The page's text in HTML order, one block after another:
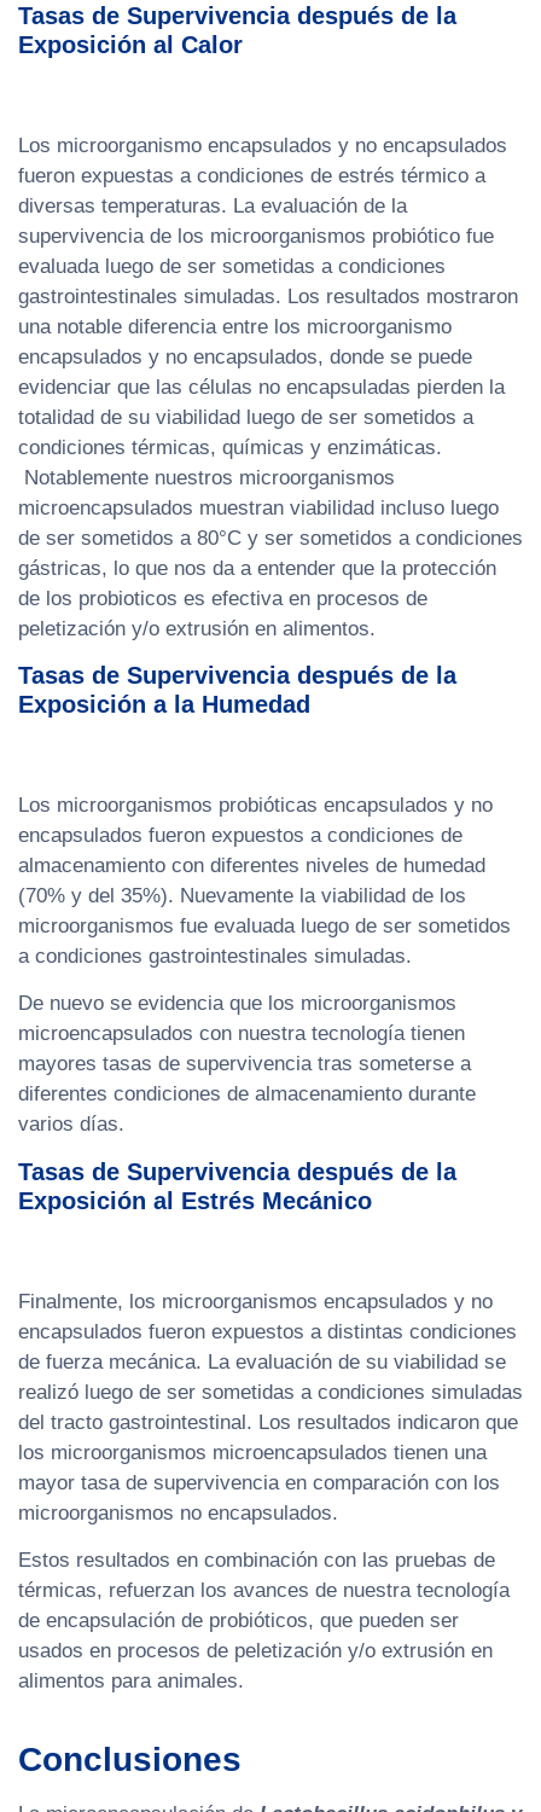
Tasas de Supervivencia después de la
Exposición al Calor
Los microorganismo encapsulados y no encapsulados
fueron expuestas a condiciones de estrés térmico a
diversas temperaturas. La evaluación de la
supervivencia de los microorganismos probiótico fue
evaluada luego de ser sometidas a condiciones
gastrointestinales simuladas. Los resultados mostraron
una notable diferencia entre los microorganismo
encapsulados y no encapsulados, donde se puede
evidenciar que las células no encapsuladas pierden la
totalidad de su viabilidad luego de ser sometidos a
condiciones térmicas, químicas y enzimáticas.
Notablemente nuestros microorganismos
microencapsulados muestran viabilidad incluso luego
de ser sometidos a 80°C y ser sometidos a condiciones
gástricas, lo que nos da a entender que la protección
de los probioticos es efectiva en procesos de
peletización y/o extrusión en alimentos.
Tasas de Supervivencia después de la
Exposición a la Humedad
Los microorganismos probióticas encapsulados y no
encapsulados fueron expuestos a condiciones de
almacenamiento con diferentes niveles de humedad
(70% y del 35%). Nuevamente la viabilidad de los
microorganismos fue evaluada luego de ser sometidos
a condiciones gastrointestinales simuladas.
De nuevo se evidencia que los microorganismos
microencapsulados con nuestra tecnología tienen
mayores tasas de supervivencia tras someterse a
diferentes condiciones de almacenamiento durante
varios días.
Tasas de Supervivencia después de la
Exposición al Estrés Mecánico
Finalmente, los microorganismos encapsulados y no
encapsulados fueron expuestos a distintas condiciones
de fuerza mecánica. La evaluación de su viabilidad se
realizó luego de ser sometidas a condiciones simuladas
del tracto gastrointestinal. Los resultados indicaron que
los microorganismos microencapsulados tienen una
mayor tasa de supervivencia en comparación con los
microorganismos no encapsulados.
Estos resultados en combinación con las pruebas de
térmicas, refuerzan los avances de nuestra tecnología
de encapsulación de probióticos, que pueden ser
usados en procesos de peletización y/o extrusión en
alimentos para animales.
Conclusiones